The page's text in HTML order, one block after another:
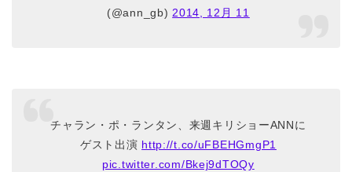
(@ann_gb) 2014, 12月 11
チャラン・ポ・ランタン、来週キリショーANNに
ゲスト出演 http://t.co/uFBEHGmgP1
pic.twitter.com/Bkej9dTOQy